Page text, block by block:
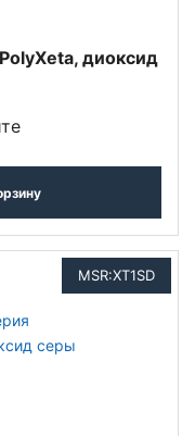
диоксид
MSR:XT1SD